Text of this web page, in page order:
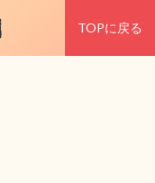
TOPに戻る